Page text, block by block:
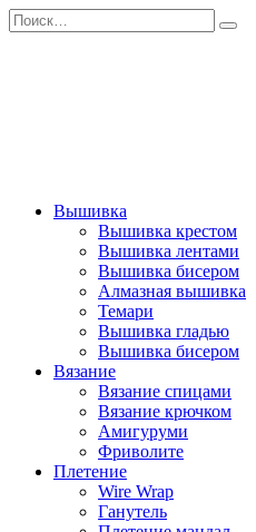
Перейти
к
Search
for:
Вышивка
Вышивка крестом
Вышивка лентами
Вышивка бисером
Алмазная вышивка
Темари
Вышивка гладью
Вышивка бисером
Вязание
Вязание спицами
Вязание крючком
Амигуруми
Фриволите
Плетение
Wire Wrap
Ганутель